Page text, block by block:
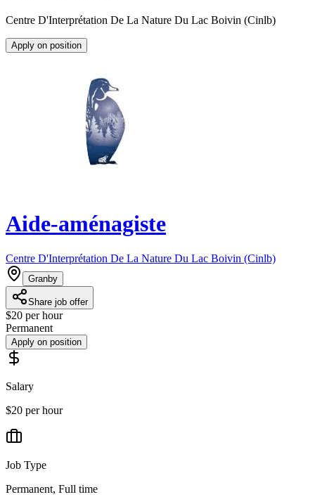
Centre D'Interprétation De La Nature Du Lac Boivin (Cinlb)
Apply on position
Aide-aménagiste
Centre D'Interprétation De La Nature Du Lac Boivin (Cinlb)
Granby
Share job offer
$20 per hour
Permanent
Apply on position
Salary
$20 per hour
Job Type
Permanent, Full time